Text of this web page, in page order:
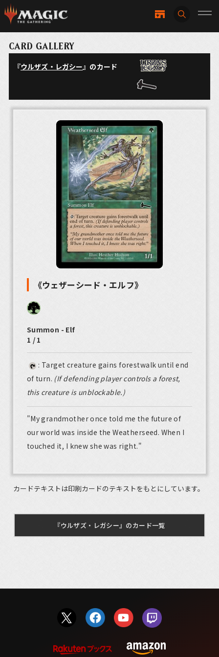
CARD GALLERY
『ウルザズ・レガシー』のカード
《ウェザーシード・エルフ》
Summon - Elf
1 / 1
: Target creature gains forestwalk until end
of turn. (If defending player controls a forest,
this creature is unblockable.)
"My grandmother once told me the future of
our world was inside the Weatherseed. When I
touched it, I knew she was right."
カードテキストは印刷カードのテキストをもとにしています。
『ウルザズ・レガシー』のカード一覧